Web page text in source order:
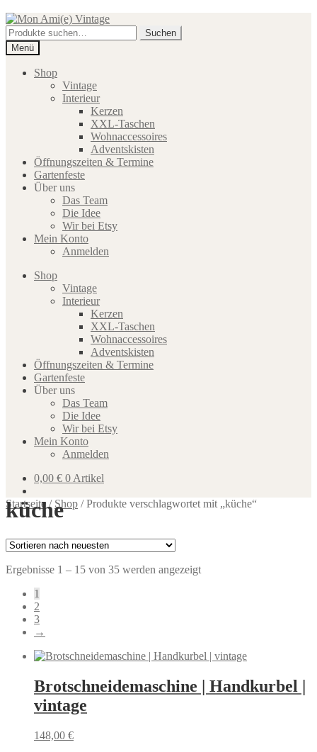
Zur
Navigation
springen
Zum
Inhalt
springen
Suche
nach:
Suchen
Menü
Shop
Vintage
Interieur
Kerzen
XXL-Taschen
Wohnaccessoires
Adventskisten
Öffnungszeiten & Termine
Gartenfeste
Über uns
Das Team
Die Idee
Wir bei Etsy
Mein Konto
Anmelden
Shop
Vintage
Interieur
Kerzen
XXL-Taschen
Wohnaccessoires
Adventskisten
Öffnungszeiten & Termine
Gartenfeste
Über uns
Das Team
Die Idee
Wir bei Etsy
Mein Konto
Anmelden
0,00 € 0 Artikel
Startseite / Shop /Produkte verschlagwortet mit „küche“
küche
Ergebnisse 1 – 15 von 35 werden angezeigtNach
1
2
3
→
Brotschneidemaschine | Handkurbel |
vintage
148,00 €